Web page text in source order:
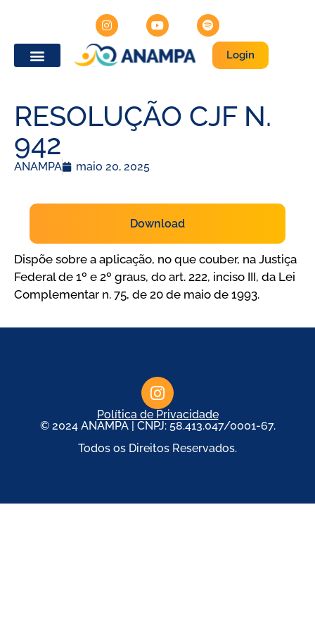
Login
RESOLUÇÃO CJF N.
942
ANAMPA maio 20, 2025
Download
Dispõe sobre a aplicação, no que couber, na Justiça
Federal de 1º e 2º graus, do art. 222, inciso III, da Lei
Complementar n. 75, de 20 de maio de 1993.
Política de Privacidade
© 2024 ANAMPA | CNPJ: 58.413.047/0001-67.
Todos os Direitos Reservados.